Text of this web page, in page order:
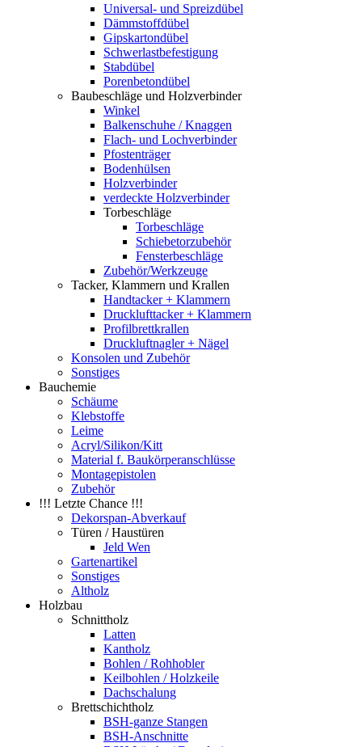
Universal- und Spreizdübel
Dämmstoffdübel
Gipskartondübel
Schwerlastbefestigung
Stabdübel
Porenbetondübel
Baubeschläge und Holzverbinder
Winkel
Balkenschuhe / Knaggen
Flach- und Lochverbinder
Pfostenträger
Bodenhülsen
Holzverbinder
verdeckte Holzverbinder
Torbeschläge
Torbeschläge
Schiebetorzubehör
Fensterbeschläge
Zubehör/Werkzeuge
Tacker, Klammern und Krallen
Handtacker + Klammern
Drucklufttacker + Klammern
Profilbrettkrallen
Druckluftnagler + Nägel
Konsolen und Zubehör
Sonstiges
Bauchemie
Schäume
Klebstoffe
Leime
Acryl/Silikon/Kitt
Material f. Baukörperanschlüsse
Montagepistolen
Zubehör
!!! Letzte Chance !!!
Dekorspan-Abverkauf
Türen / Haustüren
Jeld Wen
Gartenartikel
Sonstiges
Altholz
Holzbau
Schnittholz
Latten
Kantholz
Bohlen / Rohhobler
Keilbohlen / Holzkeile
Dachschalung
Brettschichtholz
BSH-ganze Stangen
BSH-Anschnitte